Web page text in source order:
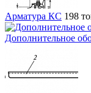
Арматура КС 198
Дополнительное